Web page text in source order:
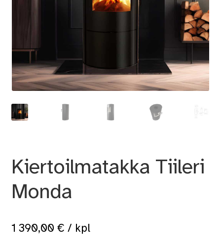
Kiertoilmatakka Tiileri
Monda
1 390,00 € / kpl